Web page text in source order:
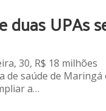
duas UPAs
30, R$ 18 milhões
de saúde de Maringá
a…